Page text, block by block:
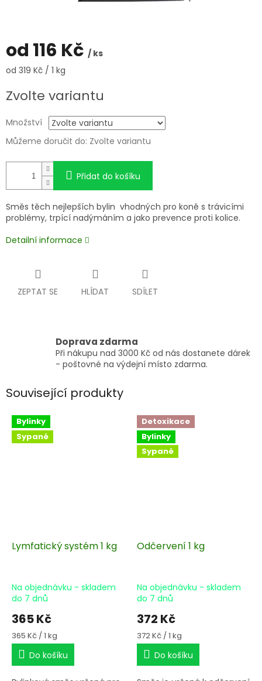
od 116 Kč / ks
Měrná
od 319 Kč / 1 kg
Zvolte variantu
Množství
Můžeme doručit do: Zvolte variantu
Přidat do košíku
Směs těch nejlepších bylin vhodných pro koně s trávicími
problémy, trpící nadýmáním a jako prevence proti kolice.
Detailní informace
ZEPTAT SE HLÍDAT SDÍLET
Doprava zdarma
Při nákupu nad 3000 Kč od nás dostanete dárek
- poštovné na výdejní místo zdarma.
Související produkty
Bylinky
Sypané
Lymfatický systém 1 kg
Na objednávku - skladem
do 7 dnů
365 Kč
Měrná
cena:
365 Kč / 1 kg
Do košíku
Detoxikace
Bylinky
Sypané
Odčervení 1 kg
Na objednávku - skladem
do 7 dnů
372 Kč
Měrná
cena:
372 Kč / 1 kg
Do košíku